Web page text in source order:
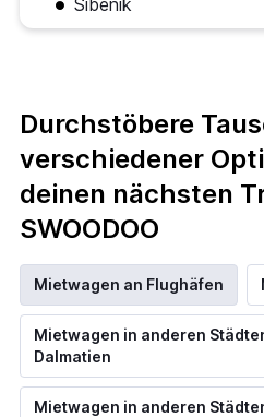
Šibenik
Durchstöbere
verschiedener
deinen nächsten
SWOODOO
Mietwagen an Flughäfen
Mietwagen in anderen
Dalmatien
Mietwagen in anderen